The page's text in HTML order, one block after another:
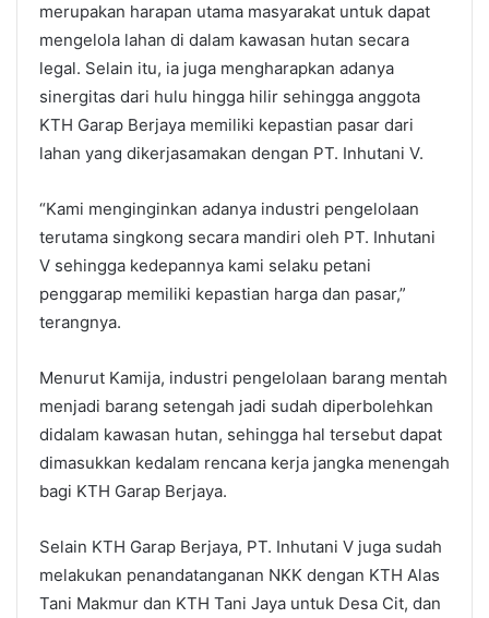
merupakan harapan utama masyarakat untuk dapat
mengelola lahan di dalam kawasan hutan secara
legal. Selain itu, ia juga mengharapkan adanya
sinergitas dari hulu hingga hilir sehingga anggota
KTH Garap Berjaya memiliki kepastian pasar dari
lahan yang dikerjasamakan dengan PT. Inhutani V.
“Kami menginginkan adanya industri pengelolaan
terutama singkong secara mandiri oleh PT. Inhutani
V sehingga kedepannya kami selaku petani
penggarap memiliki kepastian harga dan pasar,”
terangnya.
Menurut Kamija, industri pengelolaan barang mentah
menjadi barang setengah jadi sudah diperbolehkan
didalam kawasan hutan, sehingga hal tersebut dapat
dimasukkan kedalam rencana kerja jangka menengah
bagi KTH Garap Berjaya.
Selain KTH Garap Berjaya, PT. Inhutani V juga sudah
melakukan penandatanganan NKK dengan KTH Alas
Tani Makmur dan KTH Tani Jaya untuk Desa Cit, dan